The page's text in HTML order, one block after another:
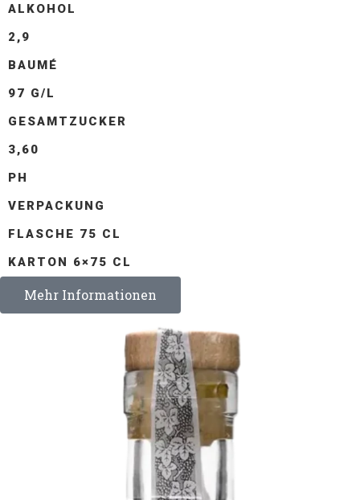
ALKOHOL
2,9
BAUMÉ
97 G/L
GESAMTZUCKER
3,60
PH
VERPACKUNG
FLASCHE 75 CL
KARTON 6×75 CL
Mehr Informationen